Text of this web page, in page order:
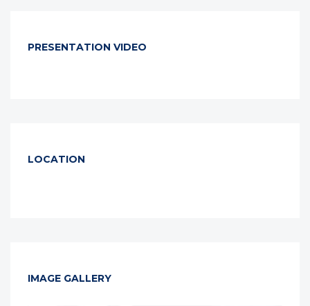
PRESENTATION VIDEO
LOCATION
IMAGE GALLERY